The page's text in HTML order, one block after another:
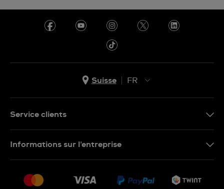
Suisse
FR
IT
Service clients
Informations sur l'entreprise
Jobs